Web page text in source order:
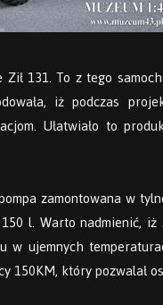
131. To z tego
iż podczas
Ułatwiało to
zamontowana w
l. Warto nadmienić,
w ujemnych
150KM, który pozwalał